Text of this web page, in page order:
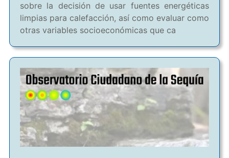
sobre la decisión de usar fuentes energéticas
limpias para calefacción, así como evaluar como
otras variables socioeconómicas que ca